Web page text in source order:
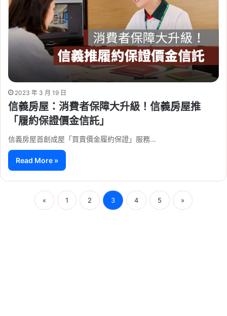
2023 年 3 月 19 日
信義房屋：消費者保障大升級！信義房屋推
「履約保證價金信託」
信義房屋首創成屋「買賣價金履約保證」服務…
Read More »
« 1 2 3 4 5 »